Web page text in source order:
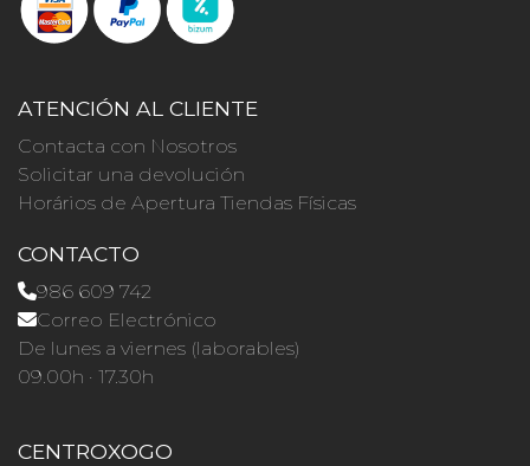
ATENCIÓN AL CLIENTE
Contacta con Nosotros
Solicitar una devolución
Horários de Apertura Tiendas Físicas
CONTACTO
986 609 742
Correo Electrónico
De lunes a viernes (laborables)
09.00h · 17.30h
CENTROXOGO